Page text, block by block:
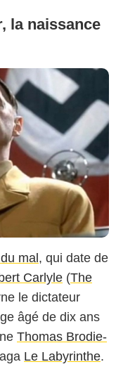
la naissance
mal, qui date de
Carlyle (The
le dictateur
âgé de dix ans
Thomas Brodie-
Le Labyrinthe.